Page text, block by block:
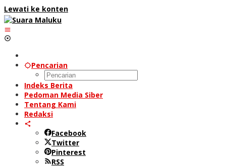
Lewati ke konten
Pencarian
Indeks Berita
Pedoman Media Siber
Tentang Kami
Redaksi
Facebook
Twitter
Pinterest
RSS